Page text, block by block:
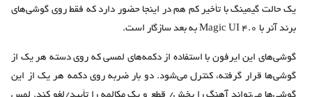
یک حالت گیمینگ با تأخیر کم هم در اینجا حضور دارد که فقط روی گوشی‌های
برند آنر با Magic UI 4.0 به بعد سازگار است.
گوشی‌های این ایرفون با استفاده از دکمه‌های لمسی که روی دسته هر یک از
گوشی‌ها قرار گرفته،‌ کنترل می‌شود. دو بار ضربه روی دکمه هر یک از این